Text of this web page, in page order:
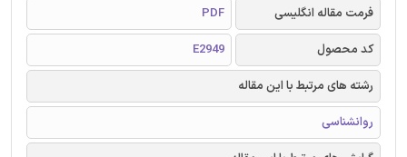
فرمت مقاله انگلیسی
PDF
کد محصول
E2949
رشته های مرتبط با این مقاله
روانشناسی